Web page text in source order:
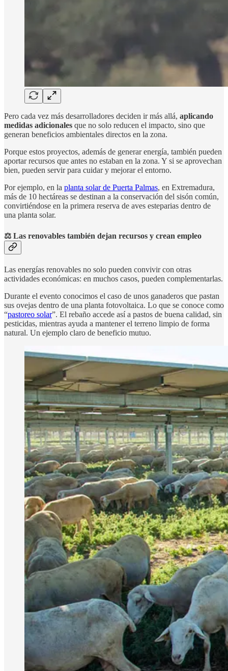
Pero cada vez más desarrolladores deciden ir más allá, aplicando
medidas adicionales que no solo reducen el impacto, sino que
generan beneficios ambientales directos en la zona.
Porque estos proyectos, además de generar energía, también pueden
aportar recursos que antes no estaban en la zona. Y si se aprovechan
bien, pueden servir para cuidar y mejorar el entorno.
Por ejemplo, en la planta solar de Puerta Palmas, en Extremadura,
más de 10 hectáreas se destinan a la conservación del sisón común,
convirtiéndose en la primera reserva de aves esteparias dentro de
una planta solar.
⚖️ Las renovables también dejan recursos y crean empleo
Las energías renovables no solo pueden convivir con otras
actividades económicas: en muchos casos, pueden complementarlas.
Durante el evento conocimos el caso de unos ganaderos que pastan
sus ovejas dentro de una planta fotovoltaica. Lo que se conoce como
“pastoreo solar”. El rebaño accede así a pastos de buena calidad, sin
pesticidas, mientras ayuda a mantener el terreno limpio de forma
natural. Un ejemplo claro de beneficio mutuo.